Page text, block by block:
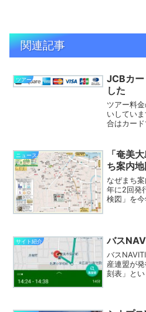
関連記事
ツアー
JCBカー
した
ツアー料
いしてい
合はカー
が、この
ニュース
「奄美
ち案内
なぜまち
年に2回発
検図」を
く...
サイト紹介 バス
バス
産連盟が
刻表」と